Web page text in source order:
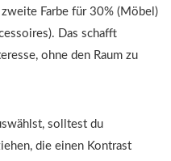
Farbe für 30% (Möbel)
Das schafft
ohne den Raum zu
solltest du
die einen Kontrast